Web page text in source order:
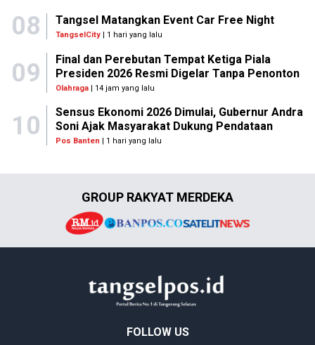
08 Tangsel Matangkan Event Car Free Night
TangselCity | 1 hari yang lalu
09
Final dan Perebutan Tempat Ketiga Piala
Presiden 2026 Resmi Digelar Tanpa Penonton
Olahraga| 14 jam yang lalu
10
Sensus Ekonomi 2026 Dimulai, Gubernur Andra
Soni Ajak Masyarakat Dukung Pendataan
Pos Banten | 1 hari yang lalu
GROUP RAKYAT MERDEKA
FOLLOW US